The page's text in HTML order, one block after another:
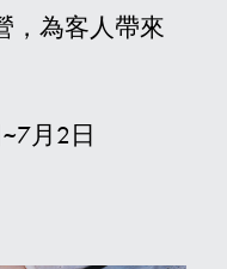
，為客人帶來
月2日